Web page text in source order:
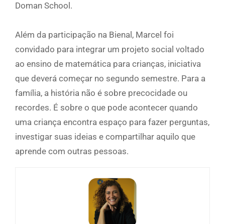
Doman School.
Além da participação na Bienal, Marcel foi
convidado para integrar um projeto social voltado
ao ensino de matemática para crianças, iniciativa
que deverá começar no segundo semestre. Para a
família, a história não é sobre precocidade ou
recordes. É sobre o que pode acontecer quando
uma criança encontra espaço para fazer perguntas,
investigar suas ideias e compartilhar aquilo que
aprende com outras pessoas.